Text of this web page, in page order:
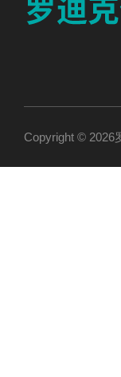
Copyright ©